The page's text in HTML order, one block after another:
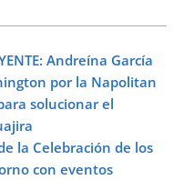
Andreína García
por la Napolitan
solucionar el
la Celebración de los
con eventos